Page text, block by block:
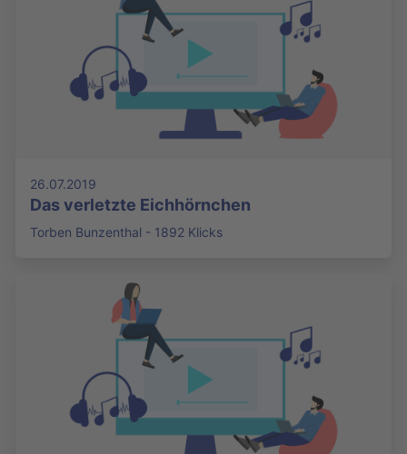
26.07.2019
Das verletzte Eichhörnchen
Torben Bunzenthal - 1892 Klicks